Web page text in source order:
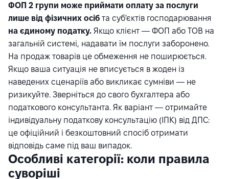
ФОП 2 групи може приймати оплату за послуги
лише від фізичних осіб та суб'єктів господарювання
на єдиному податку. Якщо клієнт — ФОП або ТОВ на
загальній системі, надавати їм послуги заборонено.
На продаж товарів це обмеження не поширюється.
Якщо ваша ситуація не вписується в жоден із
наведених сценаріїв або викликає сумніви — не
ризикуйте. Зверніться до свого бухгалтера або
податкового консультанта. Як варіант — отримайте
індивідуальну податкову консультацію (ІПК) від ДПС:
це офіційний і безкоштовний спосіб отримати
відповідь саме під ваш випадок.
Особливі категорії: коли правила
суворіші